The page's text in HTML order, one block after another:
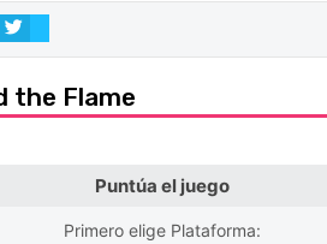
the Flame
Puntúa el juego
Primero elige Plataforma: